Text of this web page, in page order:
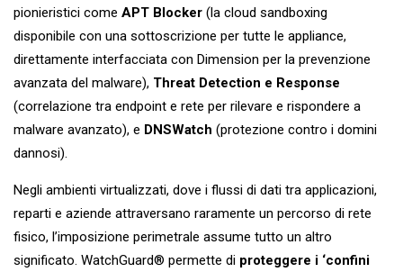
pionieristici come APT Blocker (la cloud sandboxing
disponibile con una sottoscrizione per tutte le appliance,
direttamente interfacciata con Dimension per la prevenzione
avanzata del malware), Threat Detection e Response
(correlazione tra endpoint e rete per rilevare e rispondere a
malware avanzato), e DNSWatch (protezione contro i domini
dannosi).
Negli ambienti virtualizzati, dove i flussi di dati tra applicazioni,
reparti e aziende attraversano raramente un percorso di rete
fisico, l’imposizione perimetrale assume tutto un altro
significato. WatchGuard® permette di proteggere i ‘confini